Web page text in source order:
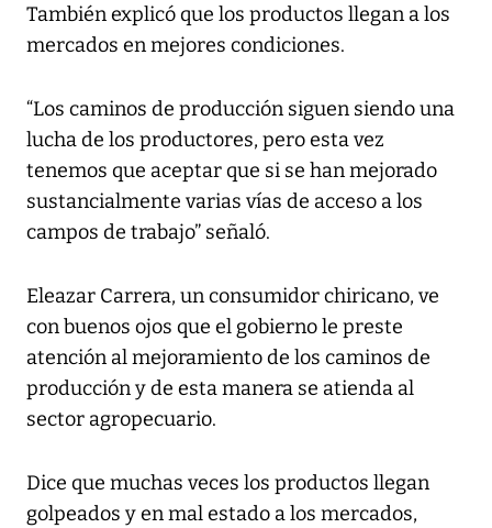
También explicó que los productos llegan a los
mercados en mejores condiciones.
“Los caminos de producción siguen siendo una
lucha de los productores, pero esta vez
tenemos que aceptar que si se han mejorado
sustancialmente varias vías de acceso a los
campos de trabajo” señaló.
Eleazar Carrera, un consumidor chiricano, ve
con buenos ojos que el gobierno le preste
atención al mejoramiento de los caminos de
producción y de esta manera se atienda al
sector agropecuario.
Dice que muchas veces los productos llegan
golpeados y en mal estado a los mercados,